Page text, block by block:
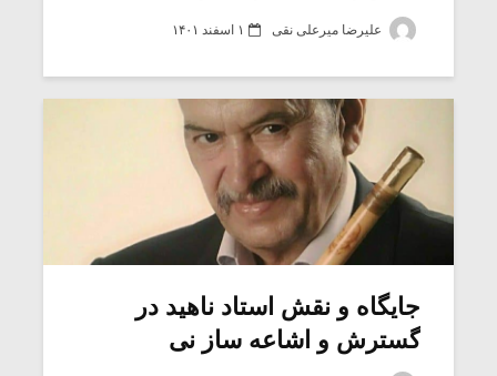
علیرضا میرعلی نقی ۱ اسفند ۱۴۰۱
جایگاه و نقش استاد ناهید در
گسترش و اشاعه ساز نی